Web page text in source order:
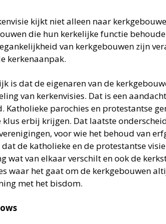
kijkt niet alleen naar
die hun kerkelijke functie
van kerkgebouwen zijn
kerkenaanpak.
is dat de eigenaren van de
van kerkenvisies. Dat is een
Katholieke parochies en protestantse
klus erbij krijgen. Dat laatste
voor wie het behoud van
dat de katholieke en de protestantse
wat van elkaar verschilt en ook de
waar het gaat om de kerkgebouwen
met het bisdom.